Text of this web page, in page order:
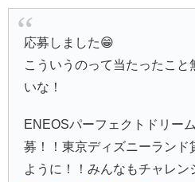
応募しました😁
こういうのって当たったこと
いな！
ENEOSパーフェクトドリー
募！！東京ディズニーランド
ように！！みんなもチャレン